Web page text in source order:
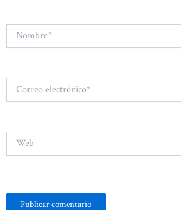
Nombre*
Correo
electrónico*